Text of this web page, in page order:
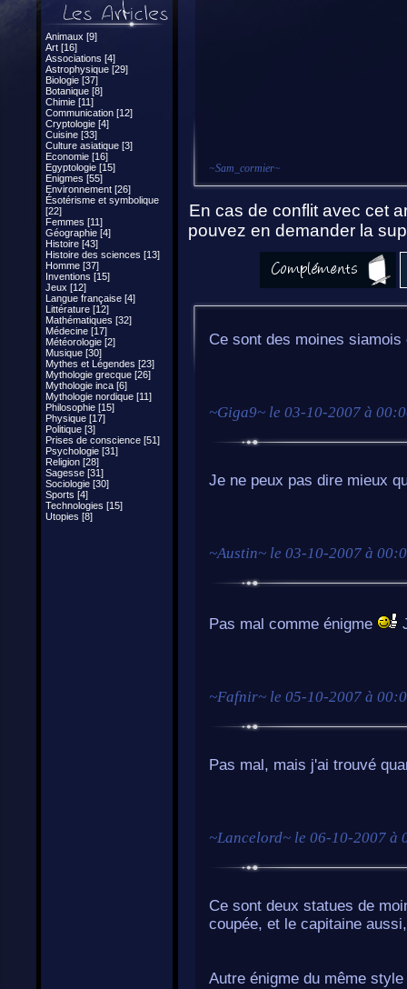
Animaux [9]
Art [16]
Associations [4]
Astrophysique [29]
Biologie [37]
Botanique [8]
Chimie [11]
Communication [12]
Cryptologie [4]
Cuisine [33]
Culture asiatique [3]
Economie [16]
Egyptologie [15]
Enigmes [55]
Environnement [26]
Ésotérisme et symbolique
[22]
Femmes [11]
Géographie [4]
Histoire [43]
Histoire des sciences [13]
Homme [37]
Inventions [15]
Jeux [12]
Langue française [4]
Littérature [12]
Mathématiques [32]
Médecine [17]
Météorologie [2]
Musique [30]
Mythes et Légendes [23]
Mythologie grecque [26]
Mythologie inca [6]
Mythologie nordique [11]
Philosophie [15]
Physique [17]
Politique [3]
Prises de conscience [51]
Psychologie [31]
Religion [28]
Sagesse [31]
Sociologie [30]
Sports [4]
Technologies [15]
Utopies [8]
~Sam_cormier~
En cas de conflit avec cet
pouvez en demander la
Ce sont des moines
~Giga9~ le 03-10-2007 à
Je ne peux pas dire mieux
~Austin~ le 03-10-2007 à
Pas mal comme énigme
~Fafnir~ le 05-10-2007 à
Pas mal, mais j'ai trouvé
~Lancelord~ le 06-10-2007 à
Ce sont deux statues de
coupée, et le capitaine
Autre énigme du même